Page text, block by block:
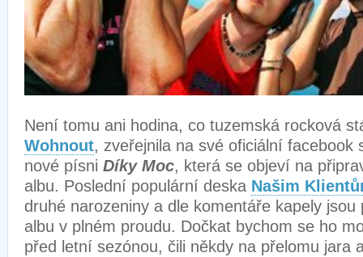
Není tomu ani hodina, co tuzemská rocková
Wohnout, zveřejnila na své oficiální facebook
nové písni Díky Moc, která se objeví na
albu. Poslední populární deska Našim
druhé narozeniny a dle komentáře kapely jsou
albu v plném proudu. Dočkat bychom se ho
před letní sezónou, čili někdy na přelomu jara